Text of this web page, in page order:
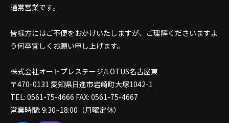
通常営業です。
皆様方にはご不便をおかけいたしますが、ご理解くださいますよ
う何卒宜しくお願い申し上げます。
株式会社オートプレステージ/LOTUS名古屋東
〒470-0131 愛知県日進市岩崎町大塚1042-1
TEL: 0561-75-4666 FAX: 0561-75-4667
営業時間: 9:30~18:00（月曜定休）